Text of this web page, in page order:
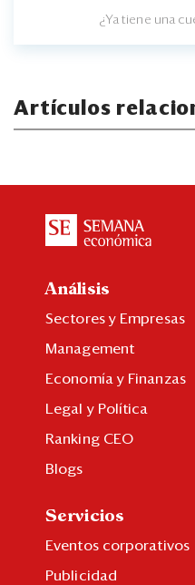
¿Ya tiene una
Artículos
Análisis
Sectores y Empresas
Management
Economía y Finanzas
Legal y Política
Ranking CEO
Blogs
Servicios
Eventos corporativos
Publicidad